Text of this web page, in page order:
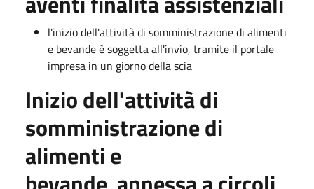
l'inizio dell'attività di somministrazione di alimenti
e bevande è soggetta all'invio, tramite il portale
impresa in un giorno della scia
Inizio dell'attività di
somministrazione di
alimenti e